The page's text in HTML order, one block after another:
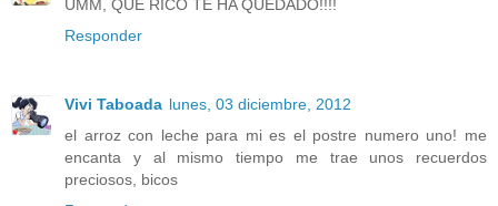
UMM, QUE RICO TE HA QUEDADO!!!!
Responder
Vivi Taboada lunes, 03 diciembre, 2012
el arroz con leche para mi es el postre numero uno! me
encanta y al mismo tiempo me trae unos recuerdos
preciosos, bicos